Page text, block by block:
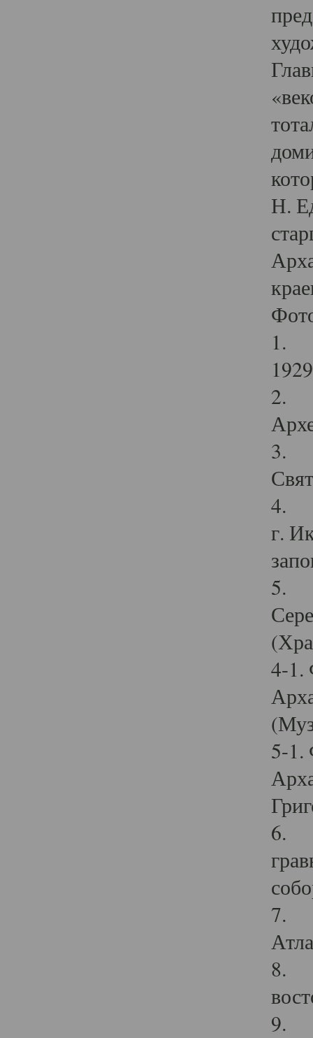
Н.
1.
2.
3.
4.
г.
5.
4-1.
5-1.
6.
7.
8.
9.